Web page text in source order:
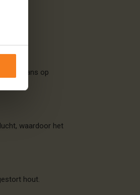
kans op
waardoor het
hout.